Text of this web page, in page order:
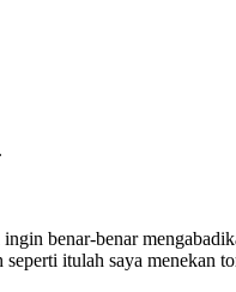
benar-benar
itulah saya menekan